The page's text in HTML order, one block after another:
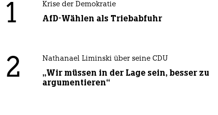
1 Krise der Demokratie
AfD-Wählen als Triebabfuhr
2 Nathanael Liminski über seine CDU
„Wir müssen in der Lage sein, besser zu
argumentieren“